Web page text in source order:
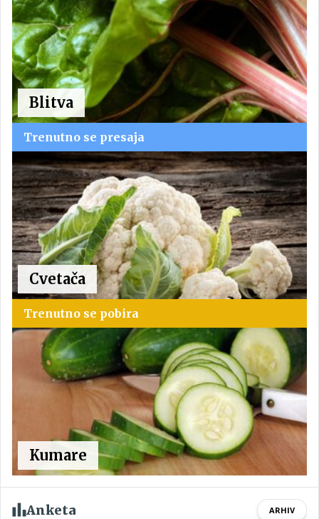
Blitva
Trenutno se presaja
Cvetača
Trenutno se pobira
Kumare
Anketa ARHIV